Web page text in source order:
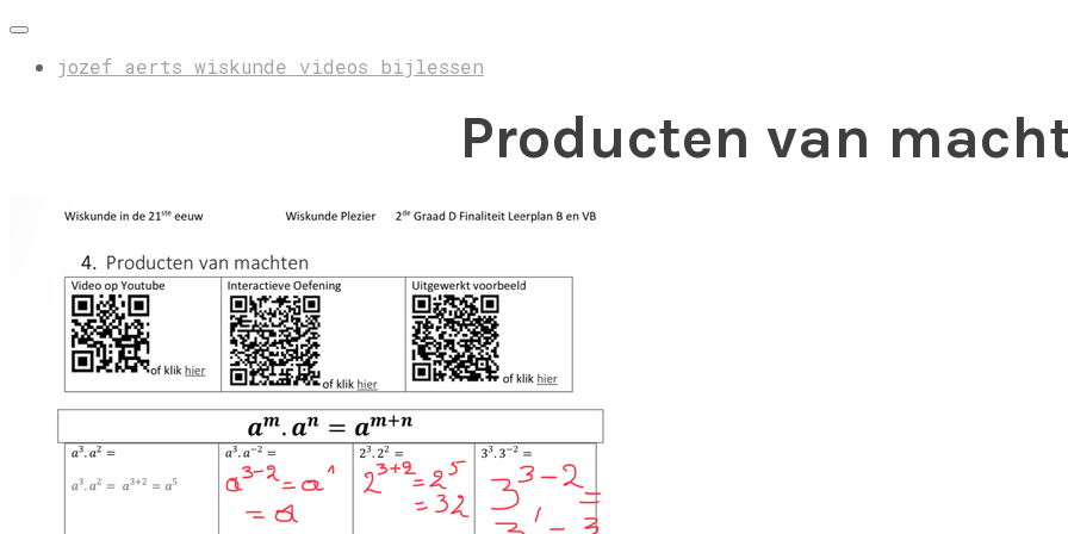
jozef aerts wiskunde videos bijlessen
Producten van